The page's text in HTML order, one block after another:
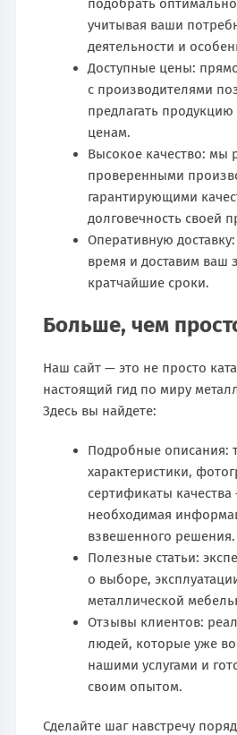
учитывая ваши
деятельности и
Доступные цены:
с производителями
предлагать
ценам.
Высокое качество: мы
проверенными
гарантирующими
долговечность своей
Оперативную
время и доставим ваш
кратчайшие сроки.
Больше, чем
Наш сайт — это не просто
настоящий гид по миру
Здесь вы найдете:
Подробные описания:
характеристики,
сертификаты качества
необходимая
взвешенного решения.
Полезные статьи:
о выборе,
металлической
Отзывы клиентов:
людей, которые уже
нашими услугами и
своим опытом.
Сделайте шаг навстречу